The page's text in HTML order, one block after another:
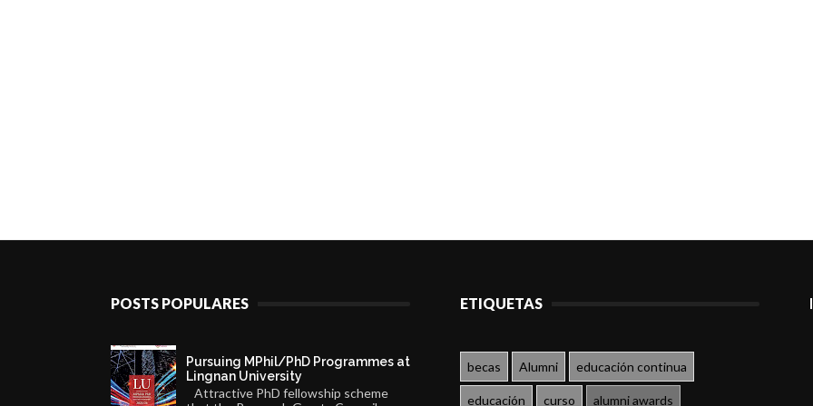
POSTS POPULARES
Pursuing MPhil/PhD Programmes at
Lingnan University
Attractive PhD fellowship scheme
ETIQUETAS
becas Alumni educación continua
educación curso alumni awards